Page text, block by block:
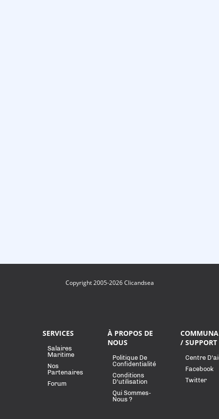
Copyright 2005-2026 Clicandsea
SERVICES
Salaires
Maritime
Nos
Partenaires
Forum
À PROPOS DE
NOUS
Politique De
Confidentialité
Conditions
D'utilisation
Qui Sommes-
Nous ?
/ SUPPORT
Centre
Facebook
Twitter